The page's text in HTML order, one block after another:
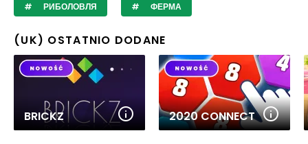
РИБОЛОВЛЯ ФЕРМА
(UK) OSTATNIO DODANE
BRICKZ 2020 CONNECT